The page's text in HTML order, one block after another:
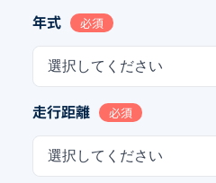
年式 必須
選択してください
走行距離 必須
選択してください